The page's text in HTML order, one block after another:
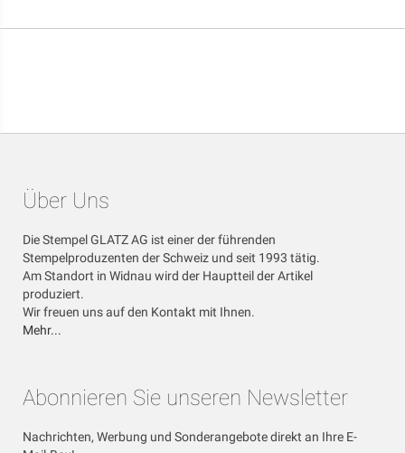
Über Uns
Die Stempel GLATZ AG ist einer der führenden
Stempelproduzenten der Schweiz und seit 1993 tätig.
Am Standort in Widnau wird der Hauptteil der Artikel
produziert.
Wir freuen uns auf den Kontakt mit Ihnen.
Mehr...
Abonnieren Sie unseren Newsletter
Nachrichten, Werbung und Sonderangebote direkt an Ihre E-